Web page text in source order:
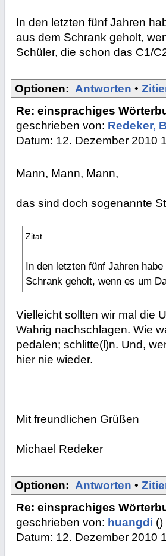
In den letzten fünf Jahren
aus dem Schrank geholt,
Schüler, die schon das C1/
Optionen: Antworten •
Re: einsprachiges
geschrieben von: Redeker,
Datum: 12. Dezember 2010
Mann, Mann, Mann,
das sind doch sogenannte
Zitat
In den letzten fünf Jahren
Schrank geholt, wenn es um
Vielleicht sollten wir mal die
Wahrig nachschlagen. Wie
pedalen; schlitte(l)n. Und,
hier nie wieder.
Mit freundlichen Grüßen
Michael Redeker
Optionen: Antworten •
Re: einsprachiges
geschrieben von: huangdi ()
Datum: 12. Dezember 2010